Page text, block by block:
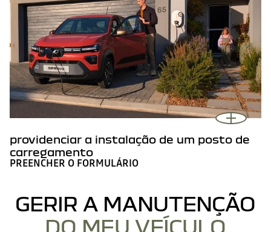
providenciar a instalação de um posto de
carregamento
PREENCHER O FORMULÁRIO
GERIR A MANUTENÇÃO
DO MEU VEÍCULO